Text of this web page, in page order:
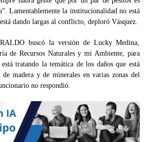
Lamentablemente la institucionalidad no está
dando largas al conflicto, deploró Vásquez.
buscó la versión de Lucky Medina,
de Recursos Naturales y mi Ambiente, para
tratando la temática de los daños que está
de madera y de minerales en varias zonas del
no respondió.